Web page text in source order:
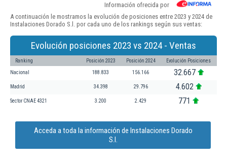
Información ofrecida por
A continuación le mostramos la evolución de posiciones entre 2023 y 2024 de
Instalaciones Dorado S.l. por cada uno de los rankings según sus ventas:
Evolución posiciones 2023 vs 2024 - Ventas
Ranking Posición 2023 Posición 2024 Evolución Posiciones
Nacional 188.833 156.166 32.667
Madrid 34.398 29.796 4.602
Sector CNAE 4321 3.200 2.429 771
Acceda a toda la información de Instalaciones Dorado
S.l.